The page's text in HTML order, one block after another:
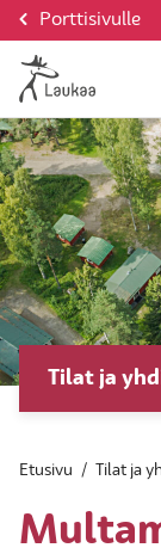
Porttisivulle
Tilat ja
Etusivu / Tilat ja